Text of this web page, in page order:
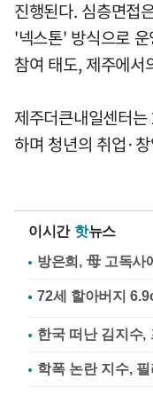
진행된다. 심층면접
'넥스톤' 방식으로
참여 태도, 제주에서
제주더큰내일센터
하며 청년의 취업·
이시간 핫뉴스
방은희, 母 고독
한국 떠난 김지수
학폭 논란 지수,